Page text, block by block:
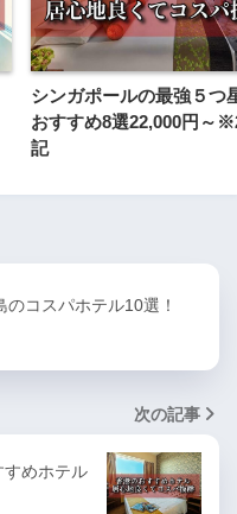
シンガポールの最強５つ
おすすめ8選22,000円～
記
のコスパホテル10選！
次の記事
すめホテル